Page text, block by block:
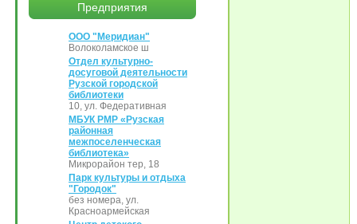
Предприятия
ООО "Меридиан"
Волоколамское ш
Отдел культурно-
досуговой деятельности
Рузской городской
библиотеки
10, ул. Федеративная
МБУК РМР «Рузская
районная
межпоселенческая
библиотека»
Микрорайон тер, 18
Парк культуры и отдыха
"Городок"
без номера, ул.
Красноармейская